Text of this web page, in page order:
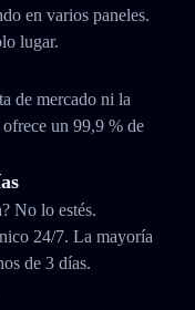
en varios paneles.
lugar.
de mercado ni la
un 99,9 % de
No lo estés.
24/7. La mayoría
de 3 días.